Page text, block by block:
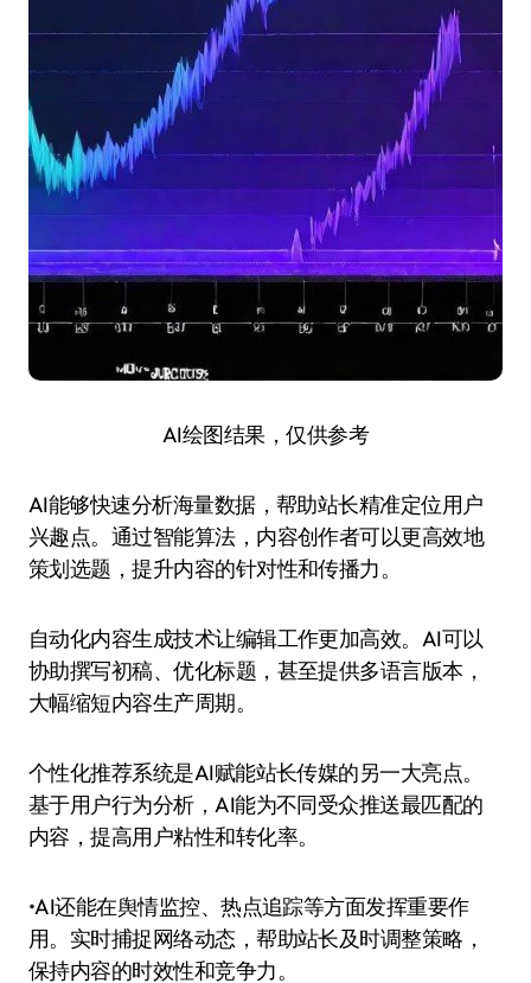
AI绘图结果，仅供参考
AI能够快速分析海量数据，帮助站长精准定位用户
兴趣点。通过智能算法，内容创作者可以更高效地
策划选题，提升内容的针对性和传播力。
自动化内容生成技术让编辑工作更加高效。AI可以
协助撰写初稿、优化标题，甚至提供多语言版本，
大幅缩短内容生产周期。
个性化推荐系统是AI赋能站长传媒的另一大亮点。
基于用户行为分析，AI能为不同受众推送最匹配的
内容，提高用户粘性和转化率。
•AI还能在舆情监控、热点追踪等方面发挥重要作
用。实时捕捉网络动态，帮助站长及时调整策略，
保持内容的时效性和竞争力。